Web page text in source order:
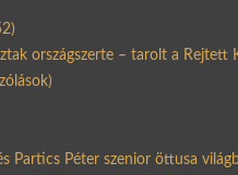
országszerte – tarolt a Rejtett
Partics Péter szenior öttusa